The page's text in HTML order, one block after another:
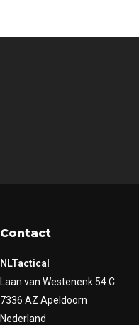
Contact
NLTactical
Laan van Westenenk 54 C
7336 AZ Apeldoorn
Nederland